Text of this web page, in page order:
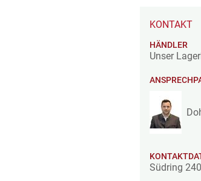
KONTAKT
HÄNDLER
Unser
Südring 240